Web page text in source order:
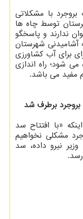
با مشکلاتی
توسط چاه ها
ندارند و پاسخگو
آشامیدنی شهرستان
برای آب کشاورزی
شود؛ راه اندازی
مفید می باشد.
برطرف شد
«با افتتاح سد
مشکلی نخواهیم
نیرو داده، سد